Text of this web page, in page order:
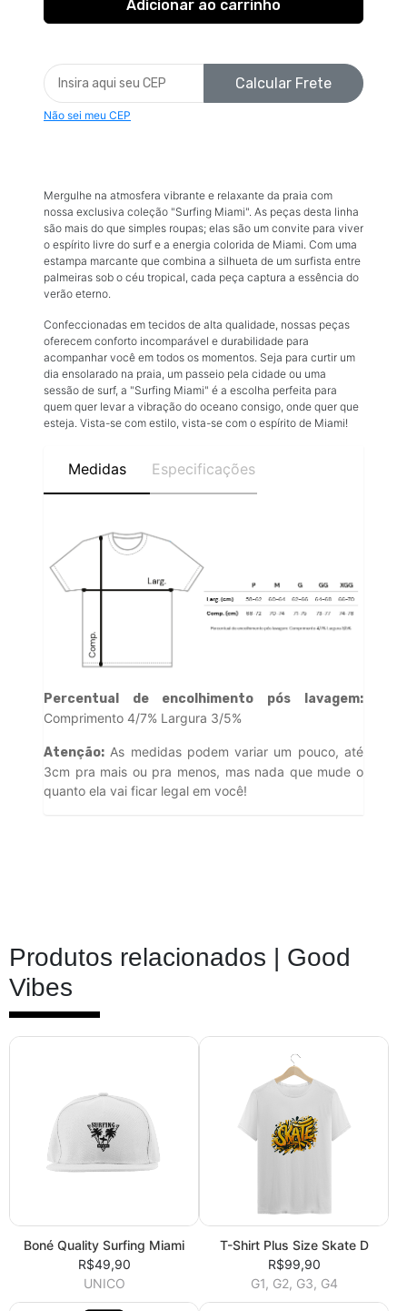
Calcular Frete
Não sei meu CEP
Mergulhe na atmosfera vibrante e relaxante da praia com
nossa exclusiva coleção "Surfing Miami". As peças desta linha
são mais do que simples roupas; elas são um convite para viver
o espírito livre do surf e a energia colorida de Miami. Com uma
estampa marcante que combina a silhueta de um surfista entre
palmeiras sob o céu tropical, cada peça captura a essência do
verão eterno.
Confeccionadas em tecidos de alta qualidade, nossas peças
oferecem conforto incomparável e durabilidade para
acompanhar você em todos os momentos. Seja para curtir um
dia ensolarado na praia, um passeio pela cidade ou uma
sessão de surf, a "Surfing Miami" é a escolha perfeita para
quem quer levar a vibração do oceano consigo, onde quer que
esteja. Vista-se com estilo, vista-se com o espírito de Miami!
Medidas Especificações
Percentual de encolhimento pós lavagem:
Comprimento 4/7% Largura 3/5%
Atenção: As medidas podem variar um pouco, até
3cm pra mais ou pra menos, mas nada que mude o
quanto ela vai ficar legal em você!
Produtos relacionados | Good
Vibes
Boné Quality Surfing Miami
R$49,90
UNICO
T-Shirt Plus Size Skate D
R$99,90
G1, G2, G3, G4